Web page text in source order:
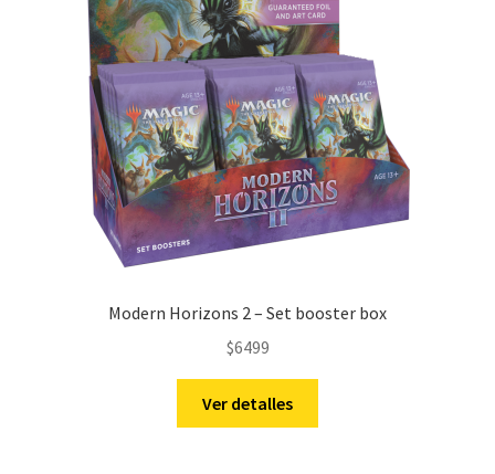
Modern Horizons 2 – Set booster box
$6499
Ver detalles